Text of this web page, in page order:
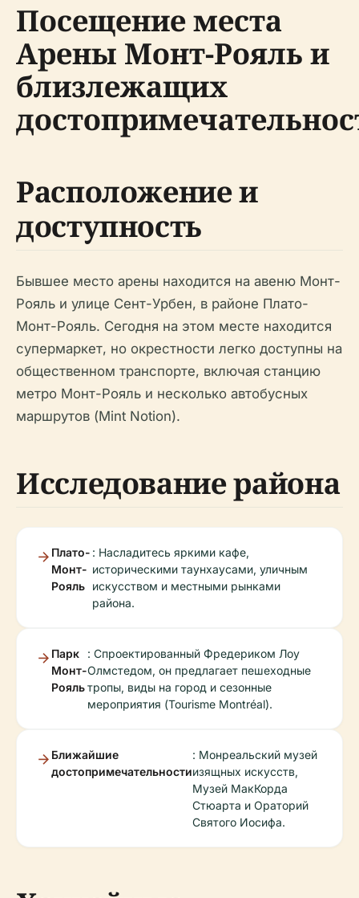
Посещение места
Арены Монт-Рояль и
близлежащих
Расположение и
доступность
Бывшее место арены находится на авеню Монт-
Рояль и улице Сент-Урбен, в районе Плато-
Монт-Рояль. Сегодня на этом месте находится
супермаркет, но окрестности легко доступны на
общественном транспорте, включая станцию
метро Монт-Рояль и несколько автобусных
маршрутов (Mint Notion).
Исследование района
Плато-
Монт-
Рояль
: Насладитесь яркими кафе,
историческими таунхаусами, уличным
искусством и местными рынками
района.
Парк
Монт-
Рояль
: Спроектированный Фредериком Лоу
Олмстедом, он предлагает пешеходные
тропы, виды на город и сезонные
мероприятия (Tourisme Montréal).
Ближайшие
достопримечательности
: Монреальский музей
изящных искусств,
Музей МакКорда
Стюарта и Ораторий
Святого Иосифа.